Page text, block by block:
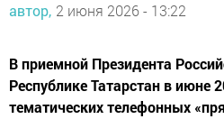
автор, 2 июня 2026 - 13:22
В приемной Президента
Республике Татарстан в июне
тематических телефонных